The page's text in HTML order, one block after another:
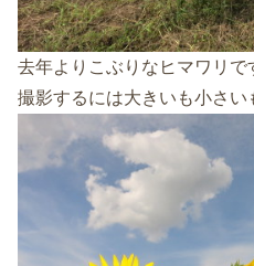
去年よりこぶりなヒマワリで
撮影するには大きいも小さい